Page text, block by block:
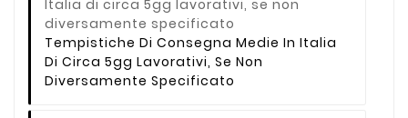
Tempistiche Di Consegna Medie In Italia
Di Circa 5gg Lavorativi, Se Non
Diversamente Specificato